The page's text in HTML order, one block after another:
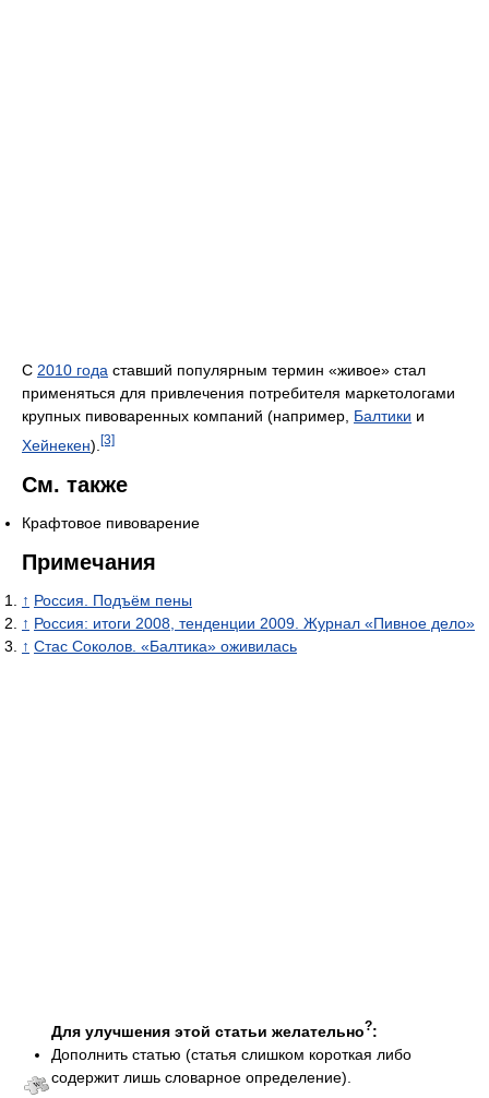
С 2010 года ставший популярным термин «живое» стал
применяться для привлечения потребителя маркетологами
крупных пивоваренных компаний (например, Балтики и
Хейнекен). [3]
См. также
Крафтовое пивоварение
Примечания
↑ Россия. Подъём пены
↑ Россия: итоги 2008, тенденции 2009. Журнал «Пивное дело»
↑ Стас Соколов. «Балтика» оживилась
Для улучшения этой статьи желательно?:
Дополнить статью (статья слишком короткая либо
содержит лишь словарное определение).